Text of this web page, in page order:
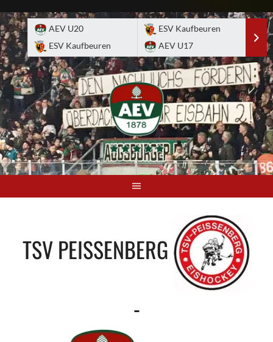
to
content
AEV U20
ESV Kaufbeuren
ESV Kaufbeuren
AEV U17
TSV PEISSENBERG
-